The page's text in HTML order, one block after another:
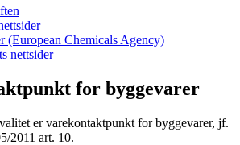
(European Chemicals Agency)
nettsider
for byggevarer
er varekontaktpunkt for byggevarer, jf.
2011 art. 10.